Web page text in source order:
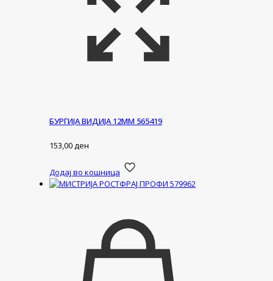
БУРГИЈА ВИДИЈА 12ММ 565419
153,00ден
Додај во кошница